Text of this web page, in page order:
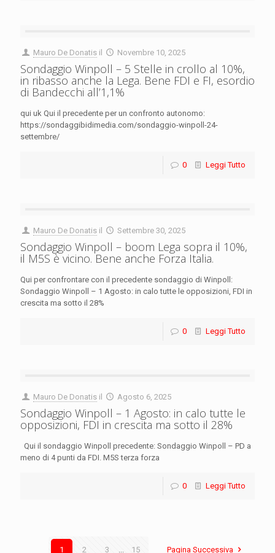
Mauro De Donatis il Novembre 10, 2025
Sondaggio Winpoll – 5 Stelle in crollo al 10%,
in ribasso anche la Lega. Bene FDI e FI, esordio
di Bandecchi all’1,1%
qui uk Qui il precedente per un confronto autonomo:
https://sondaggibidimedia.com/sondaggio-winpoll-24-
settembre/
0 Leggi Tutto
Mauro De Donatis il Settembre 30, 2025
Sondaggio Winpoll – boom Lega sopra il 10%,
il M5S è vicino. Bene anche Forza Italia.
Qui per confrontare con il precedente sondaggio di Winpoll:
Sondaggio Winpoll – 1 Agosto: in calo tutte le opposizioni, FDI in
crescita ma sotto il 28%
0 Leggi Tutto
Mauro De Donatis il Agosto 6, 2025
Sondaggio Winpoll – 1 Agosto: in calo tutte le
opposizioni, FDI in crescita ma sotto il 28%
Qui il sondaggio Winpoll precedente: Sondaggio Winpoll – PD a
meno di 4 punti da FDI. M5S terza forza
0 Leggi Tutto
1 2 3 ... 15 Pagina Successiva